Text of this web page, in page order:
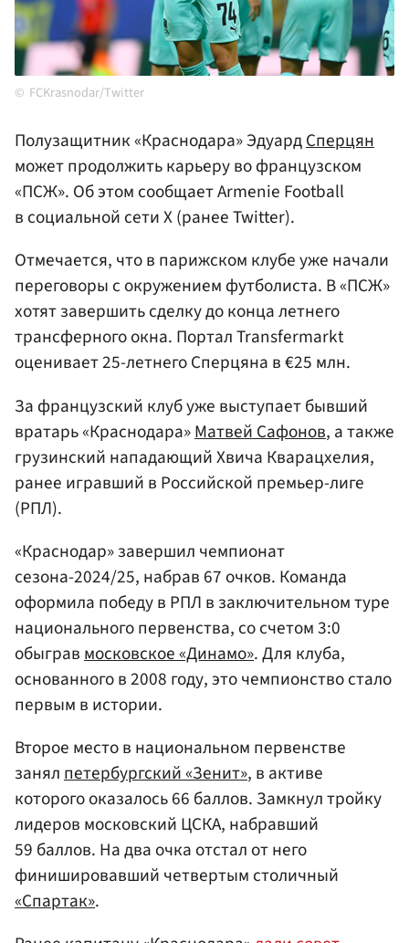
FCKrasnodar/Twitter
Полузащитник «Краснодара» ЭдуардСперцян
может продолжить карьеру во французском
«ПСЖ». Об этом сообщает Armenie Football
в социальной сети X (ранее Twitter).
Отмечается, что в парижском клубе уже начали
переговоры с окружением футболиста. В «ПСЖ»
хотят завершить сделку до конца летнего
трансферного окна. Портал Transfermarkt
оценивает 25-летнего Сперцяна в €25 млн.
За французский клуб уже выступает бывший
вратарь «Краснодара»Матвей Сафонов, а также
грузинский нападающий Хвича Кварацхелия,
ранее игравший в Российской премьер-лиге
(РПЛ).
«Краснодар» завершил чемпионат
сезона-2024/25, набрав 67 очков. Команда
оформила победу в РПЛ в заключительном туре
национального первенства, со счетом 3:0
обыгравмосковское «Динамо». Для клуба,
основанного в 2008 году, это чемпионство стало
первым в истории.
Второе место в национальном первенстве
занялпетербургский «Зенит», в активе
которого оказалось 66 баллов. Замкнул тройку
лидеров московский ЦСКА, набравший
59 баллов. На два очка отстал от него
финишировавший четвертым столичный
«Спартак».